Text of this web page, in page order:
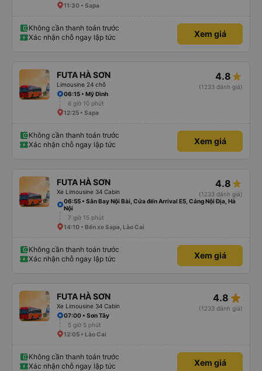
11:30 • Sapa
Không cần thanh toán trước
Xác nhận chỗ ngay lập tức
Xem giá
FUTA HÀ SƠN
Limousine 24 chỗ
4.8
(1233 đánh giá)
06:15 • Mỹ Đình
6 giờ 10 phút
12:25 • Sapa
Không cần thanh toán trước
Xác nhận chỗ ngay lập tức
Xem giá
FUTA HÀ SƠN
Xe Limousine 34 Cabin
4.8
(1233 đánh giá)
06:55 • Sân Bay Nội Bài, Cửa đến Arrival E5, Cảng Nội Địa, Hà
Nội
7 giờ 15 phút
14:10 • Bến xe Sapa, Lào Cai
Không cần thanh toán trước
Xác nhận chỗ ngay lập tức
Xem giá
FUTA HÀ SƠN
Xe Limousine 34 Cabin
4.8 star_rate
(1233 đánh giá)
07:00 • Sơn Tây
5 giờ 5 phút
12:05 • Lào Cai
Không cần thanh toán trước
Xác nhận chỗ ngay lập tức
Xem giá